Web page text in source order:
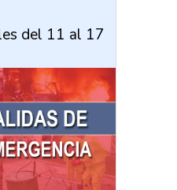
del 11 al 17